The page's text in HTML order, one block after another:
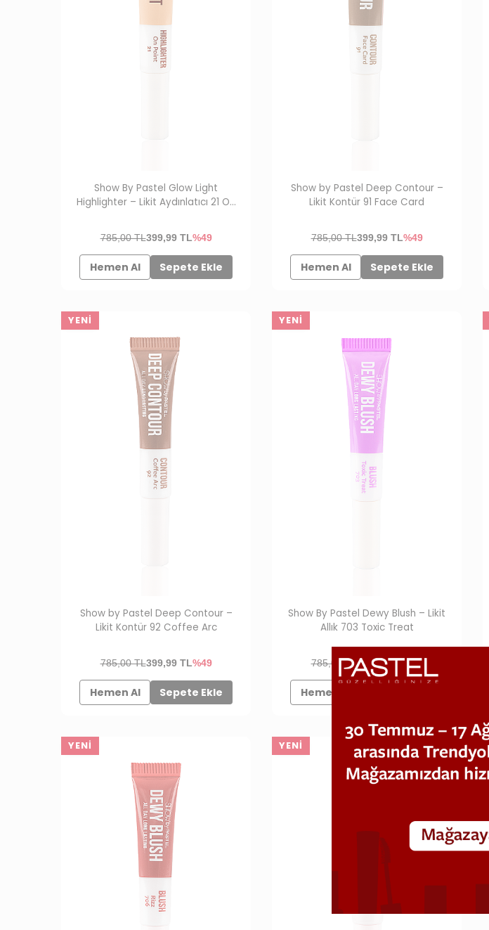
Show By Pastel Glow Light
Highlighter – Likit Aydınlatıcı 21 On
785,00 TL399,99TL%49
Hemen Al Sepete Ekle
Show by Pastel Deep Contour –
Likit Kontür 91 Face Card
785,00 TL399,99TL%49
Hemen Al Sepete Ekle
YENI
Show by Pastel Deep Contour –
Likit Kontür 92 Coffee Arc
785,00 TL399,99TL%49
Hemen Al Sepete Ekle
YENI
Show By Pastel Dewy Blush – Likit
Allık 703 Toxic Treat
785,00 TL399,99TL%49
Hemen Al
YENI YENI